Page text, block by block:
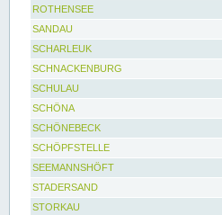
ROTHENSEE
SANDAU
SCHARLEUK
SCHNACKENBURG
SCHULAU
SCHÖNA
SCHÖNEBECK
SCHÖPFSTELLE
SEEMANNSHÖFT
STADERSAND
STORKAU